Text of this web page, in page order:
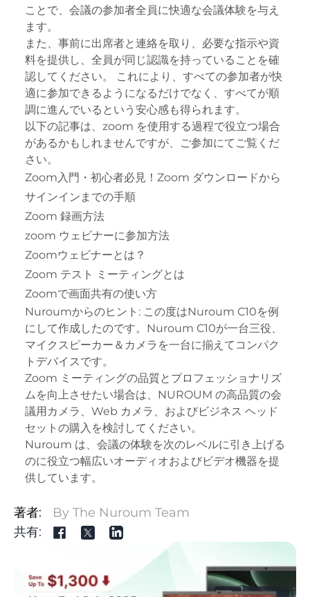
ことで、会議の参加者全員に快適な会議体験を与え
ます。
また、事前に出席者と連絡を取り、必要な指示や資
料を提供し、全員が同じ認識を持っていることを確
認してください。 これにより、すべての参加者が快
適に参加できるようになるだけでなく、すべてが順
調に進んでいるという安心感も得られます。
以下の記事は、zoom を使用する過程で役立つ場合
があるかもしれませんですが、ご参加にてご覧くだ
さい。
Zoom入門・初心者必見！Zoom ダウンロードから
サインインまでの手順
Zoom 録画方法
zoom ウェビナーに参加方法
Zoomウェビナーとは？
Zoom テスト ミーティングとは
Zoomで画面共有の使い方
Nuroumからのヒント: この度はNuroum C10を例
にして作成したのです。Nuroum C10が一台三役、
マイクスピーカー＆カメラを一台に揃えてコンパク
トデバイスです。
Zoom ミーティングの品質とプロフェッショナリズ
ムを向上させたい場合は、NUROUM の高品質の会
議用カメラ 、 Web カメラ 、およびビジネス ヘッド
セットの購入を検討してください。
Nuroum は、会議の体験を次のレベルに引き上げる
のに役立つ幅広いオーディオおよびビデオ機器を提
供しています。
著者:
By The Nuroum Team
共有: